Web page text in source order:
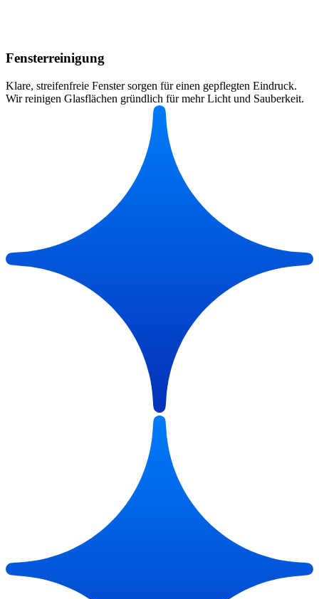
Fensterreinigung
Klare, streifenfreie Fenster sorgen für einen gepflegten Eindruck.
Wir reinigen Glasflächen gründlich für mehr Licht und Sauberkeit.